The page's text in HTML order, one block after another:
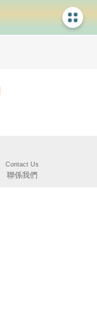
Contact Us
聯係我們